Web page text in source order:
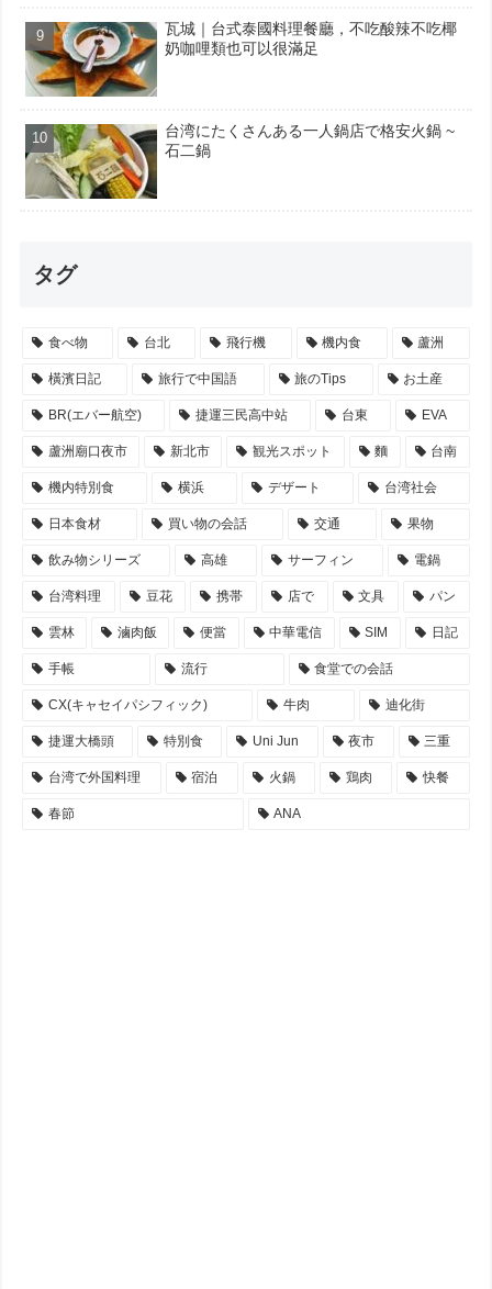
瓦城｜台式泰國料理餐廳，不吃酸辣不吃椰
奶咖哩類也可以很滿足
台湾にたくさんある一人鍋店で格安火鍋 ~
石二鍋
タグ
食べ物 台北 飛行機 機内食 蘆洲
橫濱日記 旅行で中国語 旅のTips お土産
BR(エバー航空) 捷運三民高中站 台東 EVA
蘆洲廟口夜市 新北市 観光スポット 麵 台南
機内特別食 横浜 デザート 台湾社会
日本食材 買い物の会話 交通 果物
飲み物シリーズ 高雄 サーフィン 電鍋
台湾料理 豆花 携帯 店で 文具 パン
雲林 滷肉飯 便當 中華電信 SIM 日記
手帳 流行 食堂での会話
CX(キャセイパシフィック) 牛肉 迪化街
捷運大橋頭 特別食 Uni Jun 夜市 三重
台湾で外国料理 宿泊 火鍋 鶏肉 快餐
春節 ANA